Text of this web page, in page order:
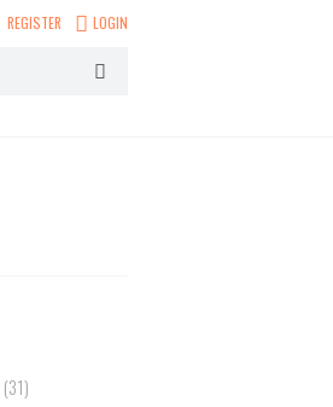
REGISTER LOGIN
(31)